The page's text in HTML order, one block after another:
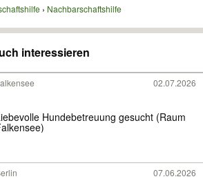
Nachbarschaftshilfe
interessieren
02.07.2026
Hundebetreuung gesucht (Raum
07.06.2026